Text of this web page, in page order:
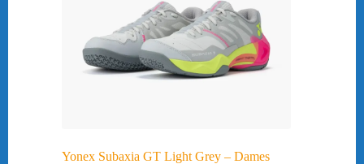
Yonex Subaxia GT Light Grey – Dames